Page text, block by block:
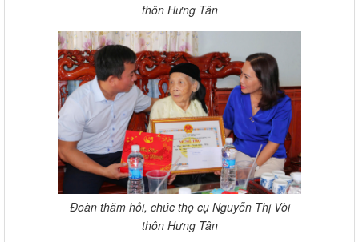
thôn Hưng Tân
Đoàn thăm hỏi, chúc thọ cụ Nguyễn Thị Vòi
thôn Hưng Tân